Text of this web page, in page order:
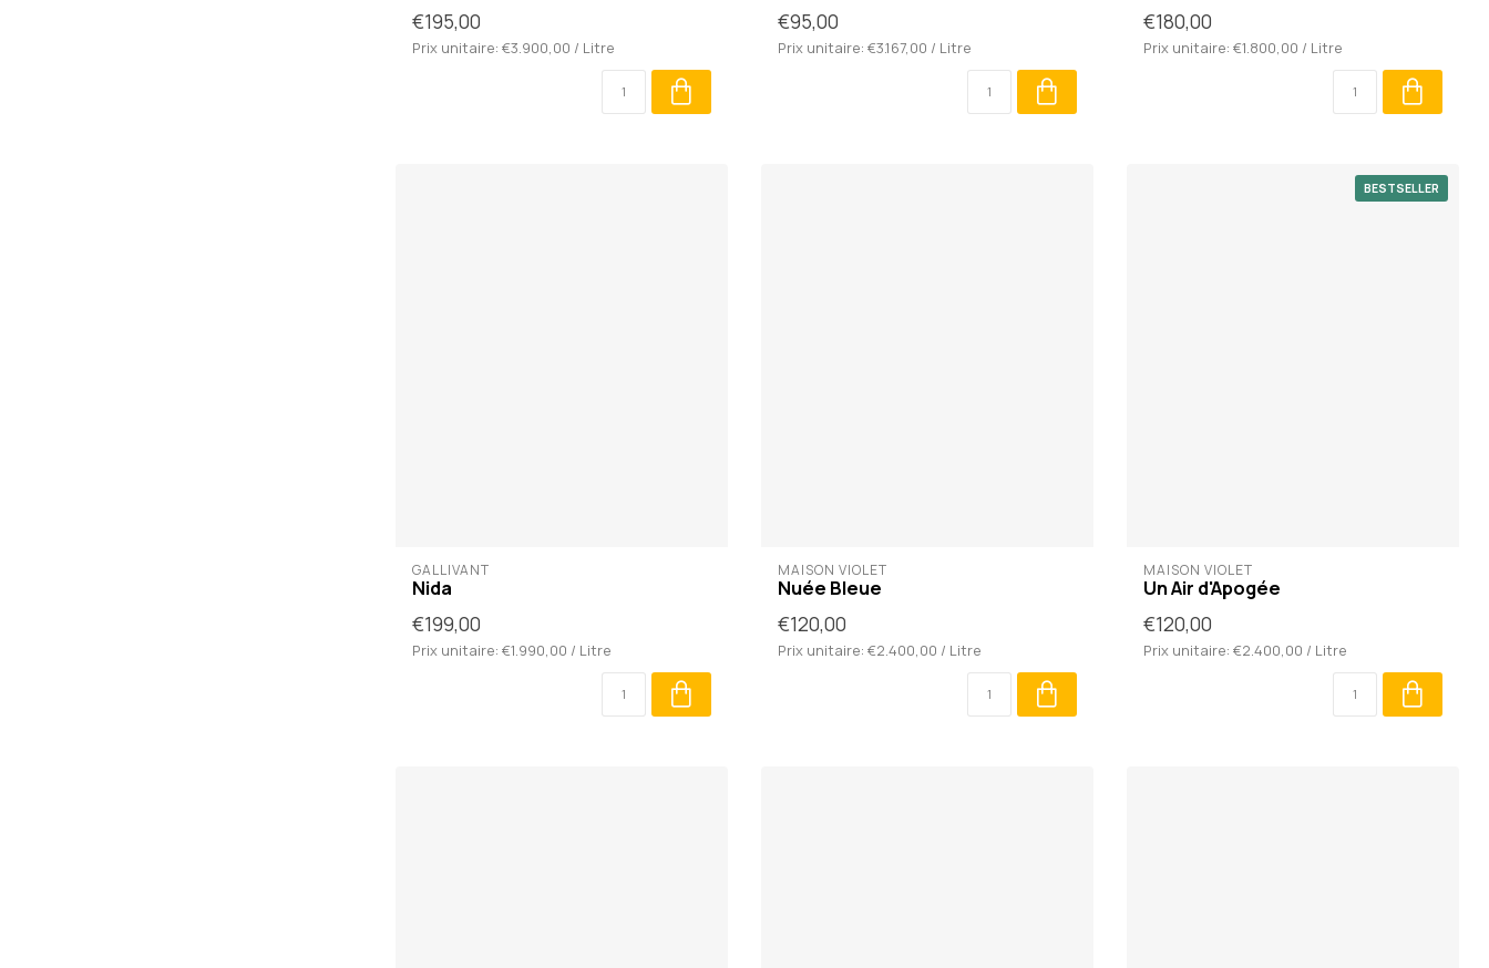
€195,00
Prix unitaire: €3.900,00 / Litre
€95,00
Prix unitaire: €3.167,00 / Litre
€180,00
Prix unitaire: €1.800,00 / Litre
GALLIVANT
Nida
€199,00
Prix unitaire: €1.990,00 / Litre
MAISON VIOLET
Nuée Bleue
€120,00
Prix unitaire: €2.400,00 / Litre
BESTSELLER
MAISON VIOLET
Un Air d'Apogée
€120,00
Prix unitaire: €2.400,00 / Litre